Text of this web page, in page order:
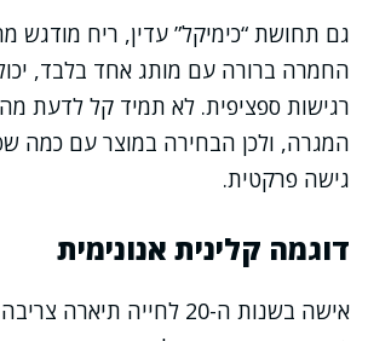
גם תחושת “כימיקל” עדין, ריח מודגש
החמרה ברורה עם מותג אחד בלבד,
רגישות ספציפית. לא תמיד קל לדעת מה
המגרה, ולכן הבחירה במוצר עם כמה
גישה פרקטית.
דוגמה קלינית אנונימית
אישה בשנות ה-20 לחייה